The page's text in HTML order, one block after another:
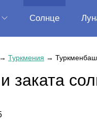
Солнце
→ Туркмения →
заката